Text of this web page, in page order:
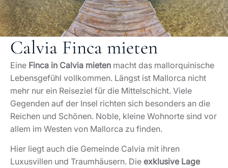
Calvia Finca mieten
Eine Finca in Calvia mieten macht das mallorquinische
Lebensgefühl vollkommen. Längst ist Mallorca nicht
mehr nur ein Reiseziel für die Mittelschicht. Viele
Gegenden auf der Insel richten sich besonders an die
Reichen und Schönen. Noble, kleine Wohnorte sind vor
allem im Westen von Mallorca zu finden.
Hier liegt auch die Gemeinde Calvia mit ihren
Luxusvillen und Traumhäusern. Die exklusive Lage